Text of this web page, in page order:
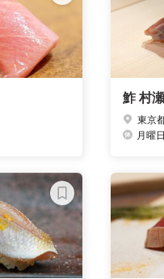
鮓 村瀬
東京
月曜日